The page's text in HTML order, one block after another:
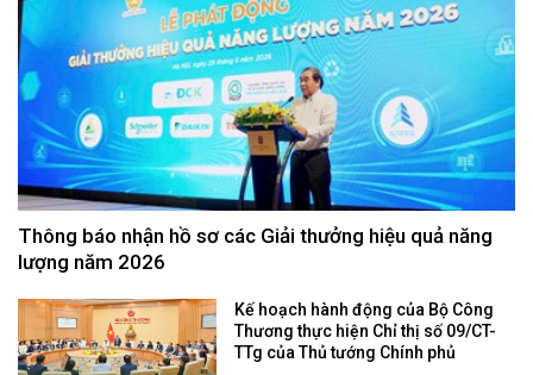
Thông báo nhận hồ sơ các Giải thưởng hiệu quả năng
lượng năm 2026
Kế hoạch hành động của Bộ Công
Thương thực hiện Chỉ thị số 09/CT-
TTg của Thủ tướng Chính phủ